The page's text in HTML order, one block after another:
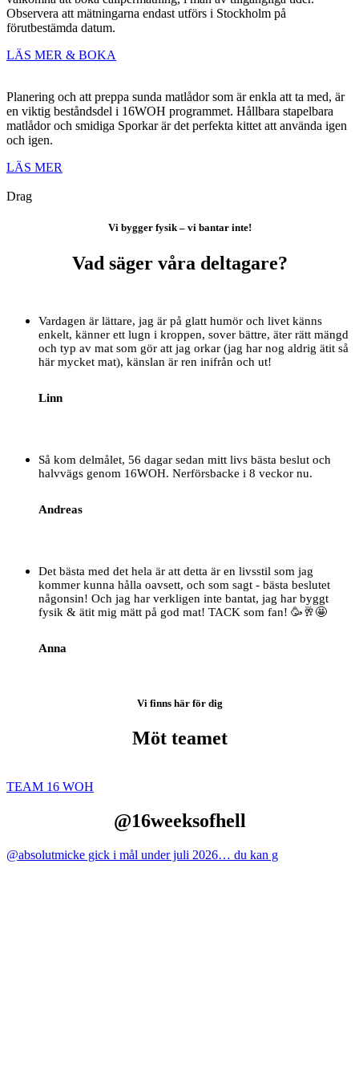
Observera att mätningarna endast utförs i Stockholm på
förutbestämda datum.
LÄS MER & BOKA
Planering och att preppa sunda matlådor som är enkla att ta med, är
en viktig beståndsdel i 16WOH programmet. Hållbara stapelbara
matlådor och smidiga Sporkar är det perfekta kittet att använda igen
och igen.
LÄS MER
Drag
Vi bygger fysik – vi bantar inte!
Vad säger våra deltagare?
Vardagen är lättare, jag är på glatt humör och livet känns
enkelt, känner ett lugn i kroppen, sover bättre, äter rätt mängd
och typ av mat som gör att jag orkar (jag har nog aldrig ätit så
här mycket mat), känslan är ren inifrån och ut!
Linn
Så kom delmålet, 56 dagar sedan mitt livs bästa beslut och
halvvägs genom 16WOH. Nerförsbacke i 8 veckor nu.
Andreas
Det bästa med det hela är att detta är en livsstil som jag
kommer kunna hålla oavsett, och som sagt - bästa beslutet
någonsin! Och jag har verkligen inte bantat, jag har byggt
fysik & ätit mig mätt på god mat! TACK som fan! 🥳🥂🤩
Anna
Vi finns här för dig
Möt teamet
TEAM 16 WOH
@16weeksofhell
@absolutmicke gick i mål under juli 2026… du kan g